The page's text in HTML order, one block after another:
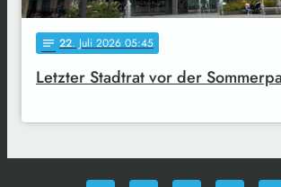
notes 22. Juli 2026 05:45
Letzter Stadtrat vor der